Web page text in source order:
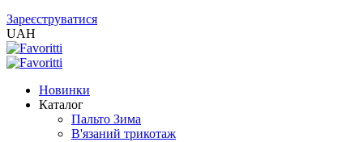
Зареєструватися
UAH
Новинки
Каталог
Пальто Зима
В'язаний трикотаж
EXCEL
2005
(Опт)
XLSX